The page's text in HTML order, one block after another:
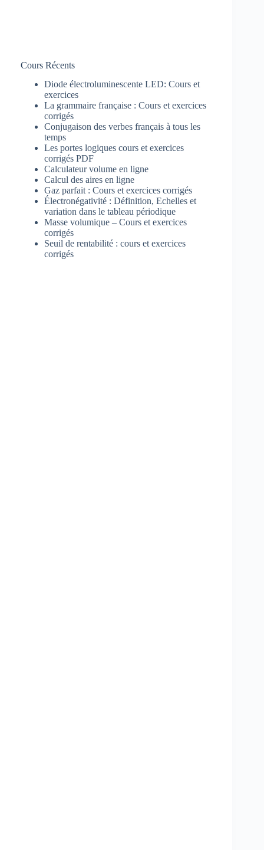
Cours Récents
Diode électroluminescente LED: Cours et
exercices
La grammaire française : Cours et exercices
corrigés
Conjugaison des verbes français à tous les
temps
Les portes logiques cours et exercices
corrigés PDF
Calculateur volume en ligne
Calcul des aires en ligne
Gaz parfait : Cours et exercices corrigés
Électronégativité : Définition, Echelles et
variation dans le tableau périodique
Masse volumique – Cours et exercices
corrigés
Seuil de rentabilité : cours et exercices
corrigés